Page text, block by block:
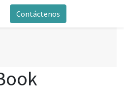
Contáctenos